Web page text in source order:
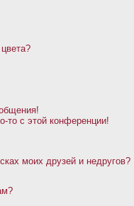
то с этой конференции!
моих друзей и недругов?